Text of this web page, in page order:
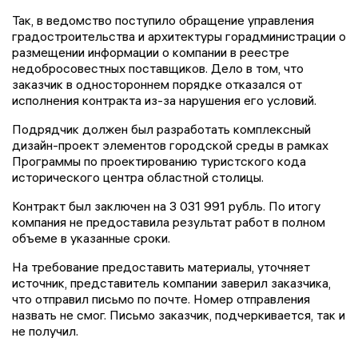
Так, в ведомство поступило обращение управления
градостроительства и архитектуры горадминистрации о
размещении информации о компании в реестре
недобросовестных поставщиков. Дело в том, что
заказчик в одностороннем порядке отказался от
исполнения контракта из-за нарушения его условий.
Подрядчик должен был разработать комплексный
дизайн-проект элементов городской среды в рамках
Программы по проектированию туристского кода
исторического центра областной столицы.
Контракт был заключен на 3 031 991 рубль. По итогу
компания не предоставила результат работ в полном
объеме в указанные сроки.
На требование предоставить материалы, уточняет
источник, представитель компании заверил заказчика,
что отправил письмо по почте. Номер отправления
назвать не смог. Письмо заказчик, подчеркивается, так и
не получил.